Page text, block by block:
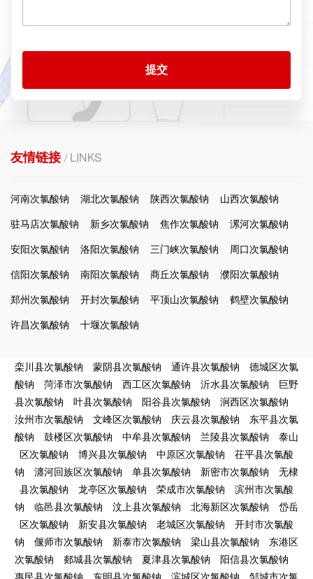
提交
友情链接/ LINKS
河南次氯酸钠 湖北次氯酸钠 陕西次氯酸钠
山西次氯酸钠
驻马店次氯酸钠
新乡次氯酸钠 焦作次氯酸钠
漯河次氯酸钠
安阳次氯酸钠
洛阳次氯酸钠 三门峡次氯酸钠
周口次氯酸钠
信阳次氯酸钠
南阳次氯酸钠 商丘次氯酸钠
濮阳次氯酸钠
郑州次氯酸钠
开封次氯酸钠 平顶山次氯酸钠
鹤壁次氯酸钠
许昌次氯酸钠
十堰次氯酸钠
栾川县次氯酸钠 蒙阴县次氯酸钠 通许县次氯酸钠
德城区次氯
酸钠
菏泽市次氯酸钠 西工区次氯酸钠 沂水县次氯酸钠
巨野
县次氯酸钠
叶县次氯酸钠 阳谷县次氯酸钠
涧西区次氯酸钠
汝州市次氯酸钠
文峰区次氯酸钠 庆云县次氯酸钠
东平县次氯
酸钠
鼓楼区次氯酸钠 中牟县次氯酸钠 兰陵县次氯酸钠
泰山
区次氯酸钠
博兴县次氯酸钠 中原区次氯酸钠
茌平县次氯酸
钠
瀍河回族区次氯酸钠 单县次氯酸钠 新密市次氯酸钠
无棣
县次氯酸钠
龙亭区次氯酸钠 荣成市次氯酸钠
滨州市次氯酸
钠
临邑县次氯酸钠 汶上县次氯酸钠 北海新区次氯酸钠
岱岳
区次氯酸钠
新安县次氯酸钠 老城区次氯酸钠
开封市次氯酸
钠
偃师市次氯酸钠 新泰市次氯酸钠 梁山县次氯酸钠
东港区
次氯酸钠
郯城县次氯酸钠 夏津县次氯酸钠
阳信县次氯酸钠
惠民县次氯酸钠
东明县次氯酸钠 滨城区次氯酸钠 邹城市次氯